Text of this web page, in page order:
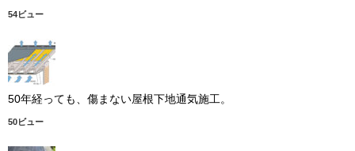
54ビュー
50年経っても、傷まない屋根下地通気施工。
50ビュー